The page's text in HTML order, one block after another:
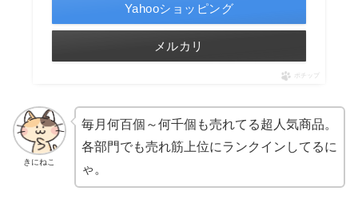
Yahooショッピング
メルカリ
ポチップ
きにねこ
毎月何百個～何千個も売れてる超人気商品。
各部門でも売れ筋上位にランクインしてるに
ゃ。